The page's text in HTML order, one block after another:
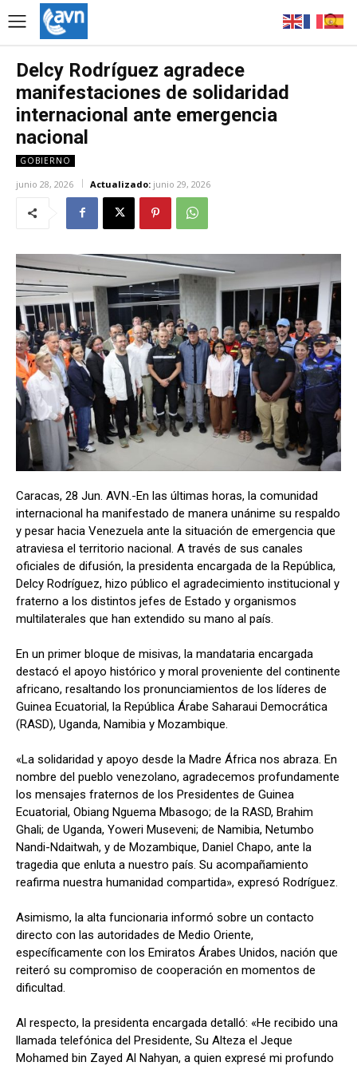
Delcy Rodríguez agradece
manifestaciones de solidaridad
internacional ante emergencia
nacional
GOBIERNO
junio 28, 2026 Actualizado: junio 29, 2026
Caracas, 28 Jun. AVN.-En las últimas horas, la comunidad
internacional ha manifestado de manera unánime su respaldo
y pesar hacia Venezuela ante la situación de emergencia que
atraviesa el territorio nacional. A través de sus canales
oficiales de difusión, la presidenta encargada de la República,
Delcy Rodríguez, hizo público el agradecimiento institucional y
fraterno a los distintos jefes de Estado y organismos
multilaterales que han extendido su mano al país.
En un primer bloque de misivas, la mandataria encargada
destacó el apoyo histórico y moral proveniente del continente
africano, resaltando los pronunciamientos de los líderes de
Guinea Ecuatorial, la República Árabe Saharaui Democrática
(RASD), Uganda, Namibia y Mozambique.
«La solidaridad y apoyo desde la Madre África nos abraza. En
nombre del pueblo venezolano, agradecemos profundamente
los mensajes fraternos de los Presidentes de Guinea
Ecuatorial, Obiang Nguema Mbasogo; de la RASD, Brahim
Ghali; de Uganda, Yoweri Museveni; de Namibia, Netumbo
Nandi-Ndaitwah, y de Mozambique, Daniel Chapo, ante la
tragedia que enluta a nuestro país. Su acompañamiento
reafirma nuestra humanidad compartida», expresó Rodríguez.
Asimismo, la alta funcionaria informó sobre un contacto
directo con las autoridades de Medio Oriente,
específicamente con los Emiratos Árabes Unidos, nación que
reiteró su compromiso de cooperación en momentos de
dificultad.
Al respecto, la presidenta encargada detalló: «He recibido una
llamada telefónica del Presidente, Su Alteza el Jeque
Mohamed bin Zayed Al Nahyan, a quien expresé mi profundo